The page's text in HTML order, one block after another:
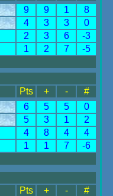
9 9 1
8
4 3 3
0
2 3 6
-3
1 2 7 -5
Pts + -
#
6 5 5
0
5 3 1
2
4 8 4
4
1 1 7 -6
Pts + -
#